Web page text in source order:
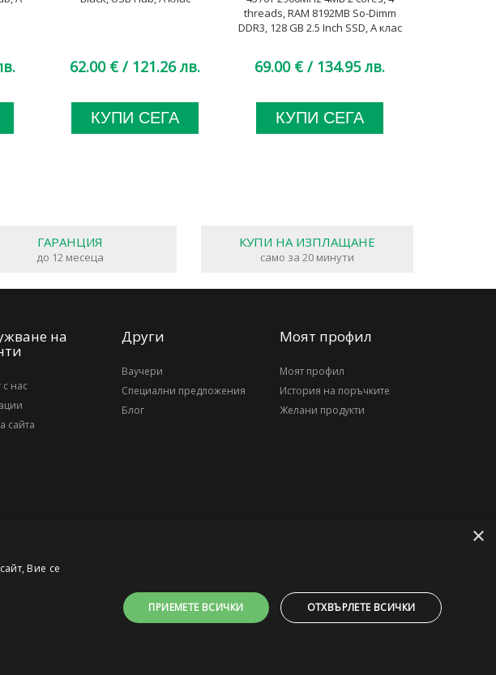
62.00 € / 121.26 лв.
КУПИ СЕГА
threads, RAM 8192MB So-Dimm
DDR3, 128 GB 2.5 Inch SSD, А клас
69.00 € / 134.95 лв.
КУПИ СЕГА
ГАРАНЦИЯ
до 12 месеца
КУПИ НА ИЗПЛАЩАНЕ
само за 20 минути
на
с нас
сайта
Други
Ваучери
Специални предложения
Блог
Моят профил
Моят профил
История на поръчките
Желани продукти
×
Вие се
ПРИЕМЕТЕ ВСИЧКИ ОТХВЪРЛЕТЕ ВСИЧКИ